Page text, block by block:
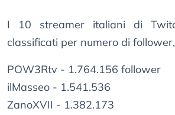
I 10 streamer italiani di
classificati per numero di
POW3Rtv - 1.764.156 follower
ilMasseo - 1.541.536
ZanoXVII - 1.382.173